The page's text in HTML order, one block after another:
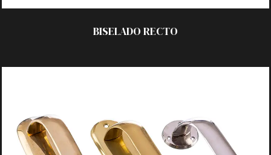
BISELADO RECTO
ACABADOS:
_ Pulido